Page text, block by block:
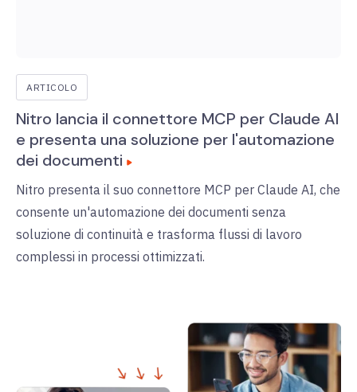
ARTICOLO
Nitro lancia il connettore MCP per Claude AI
e presenta una soluzione per l'automazione
dei documenti
Nitro presenta il suo connettore MCP per Claude AI, che
consente un'automazione dei documenti senza
soluzione di continuità e trasforma flussi di lavoro
complessi in processi ottimizzati.